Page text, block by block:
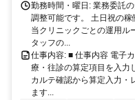
勤務時間・曜日: 業務委託
調整可能です。 土日祝の
当クリニックごとの運用ル
タッフの...
仕事内容: ■ 仕事内容 電子
療・往診の算定項目を入力
カルテ確認から算定入力・
ます...